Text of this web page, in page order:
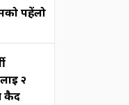
पहेंलो
२
कैद